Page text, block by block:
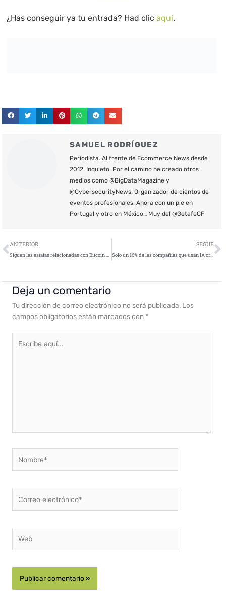
¿Has conseguir ya tu entrada? Had clicaquí.
SAMUEL RODRÍGUEZ
Periodista. Al frente de Ecommerce News desde
2012. Inquieto. Por el camino he creado otros
medios como @BigDataMagazine y
@CybersecurityNews. Organizador de cientos de
eventos profesionales. Ahora con un pie en
Portugal y otro en México… Muy del @GetafeCF
Ant
ANTERIOR
Siguen las estafas relacionadas con Bitcoin que usan personalidades como gancho
SEGUE
Solo un 16% de las compañías que usan IA creen que están sacando el máximo partido de sus datos
Deja un comentario
Tu dirección de correo electrónico no será publicada. Los
campos obligatorios están marcados con *
aquí...
electrónico*